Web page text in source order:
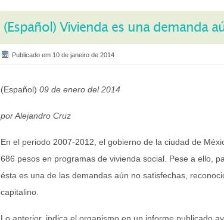
(Español) Vivienda es una demanda
Publicado em 10 de janeiro de 2014
(Español) 09 de enero del 2014
por Alejandro Cruz
En el periodo 2007-2012, el gobierno de la ciudad de
686 pesos en programas de vivienda social. Pese a ello,
ésta es una de las demandas aún no satisfechas,
capitalino.